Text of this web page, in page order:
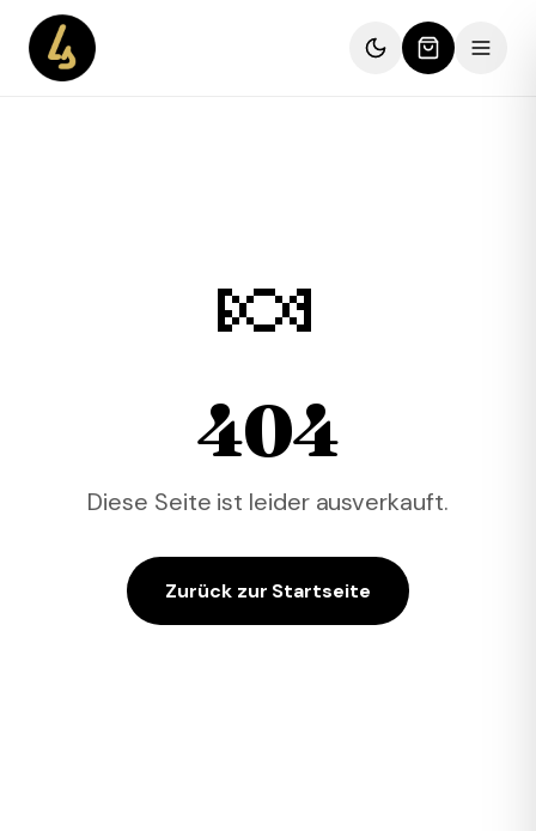
🍬
404
Diese Seite ist leider ausverkauft.
Zurück zur Startseite